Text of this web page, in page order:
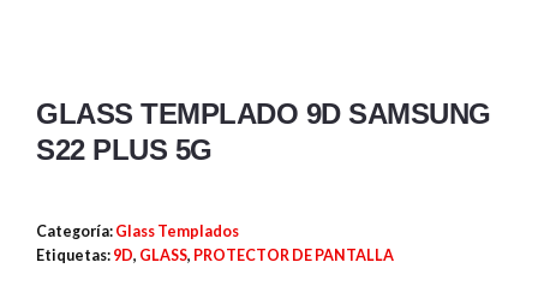
GLASS TEMPLADO 9D SAMSUNG
S22 PLUS 5G
Categoría: Glass Templados
Etiquetas: 9D, GLASS, PROTECTOR DE PANTALLA